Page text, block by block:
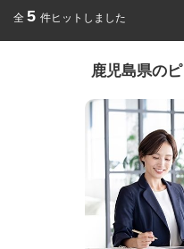
全 5 件ヒットしました
鹿児島県の